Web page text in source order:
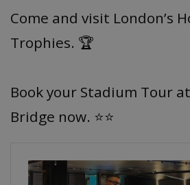
Come and visit London’s
Trophies. 🏆
Book your Stadium Tour
Bridge now. ⭐️⭐️